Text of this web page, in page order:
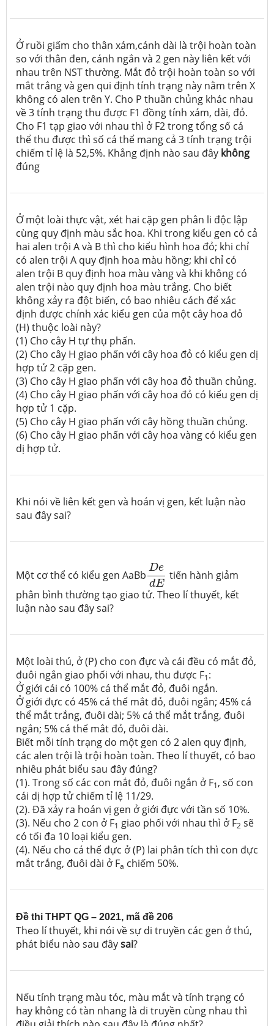
Ở ruồi giấm cho thân xám,cánh dài là trội hoàn toàn
so với thân đen, cánh ngắn và 2 gen này liên kết với
nhau trên NST thường. Mắt đỏ trội hoàn toàn so với
mắt trắng và gen qui định tính trạng này nằm trên X
không có alen trên Y. Cho P thuần chủng khác nhau
về 3 tính trạng thu được F1 đồng tính xám, dài, đỏ.
Cho F1 tạp giao với nhau thì ở F2 trong tổng số cá
thể thu được thì số cá thể mang cả 3 tính trạng trội
chiếm tỉ lệ là 52,5%. Khẳng định nào sau đây không
đúng
Ở một loài thực vật, xét hai cặp gen phân li độc lập
cùng quy định màu sắc hoa. Khi trong kiểu gen có cả
hai alen trội A và B thì cho kiểu hình hoa đỏ; khi chỉ
có alen trội A quy định hoa màu hồng; khi chỉ có
alen trội B quy định hoa màu vàng và khi không có
alen trội nào quy định hoa màu trắng. Cho biết
không xảy ra đột biến, có bao nhiêu cách để xác
định được chính xác kiểu gen của một cây hoa đỏ
(H) thuộc loài này?
(1) Cho cây H tự thụ phấn.
(2) Cho cây H giao phấn với cây hoa đỏ có kiểu gen dị
hợp tử 2 cặp gen.
(3) Cho cây H giao phấn với cây hoa đỏ thuần chủng.
(4) Cho cây H giao phấn với cây hoa đỏ có kiểu gen dị
hợp tử 1 cặp.
(5) Cho cây H giao phấn với cây hồng thuần chủng.
(6) Cho cây H giao phấn với cây hoa vàng có kiểu gen
dị hợp tử.
Khi nói về liên kết gen và hoán vị gen, kết luận nào
sau đây sai?
Một cơ thể có kiểu gen AaBb
De
dE
Ded
tiến hành giảm
phân bình thường tạo giao tử. Theo lí thuyết, kết
luận nào sau đây sai?
Một loài thú, ở (P) cho con đực và cái đều có mắt đỏ,
đuôi ngắn giao phối với nhau, thu được F1:
Ở giới cái có 100% cá thể mắt đỏ, đuôi ngắn.
Ở giới đực có 45% cá thể mắt đỏ, đuôi ngắn; 45% cá
thể mắt trắng, đuôi dài; 5% cá thể mắt trắng, đuôi
ngắn; 5% cá thể mắt đỏ, đuôi dài.
Biết mỗi tính trạng do một gen có 2 alen quy định,
các alen trội là trội hoàn toàn. Theo lí thuyết, có bao
nhiêu phát biểu sau đây đúng?
(1). Trong số các con mắt đỏ, đuôi ngắn ở F1, số con
cái dị hợp tử chiếm tỉ lệ 11/29.
(2). Đã xảy ra hoán vị gen ở giới đực với tần số 10%.
(3). Nếu cho 2 con ở F1 giao phối với nhau thì ở F2 sẽ
có tối đa 10 loại kiểu gen.
(4). Nếu cho cá thể đực ở (P) lai phân tích thì con đực
mắt trắng, đuôi dài ở Fa chiếm 50%.
Đề thi THPT QG – 2021, mã đề 206
Theo lí thuyết, khi nói về sự di truyền các gen ở thú,
phát biểu nào sau đâysai?
Nếu tính trạng màu tóc, màu mắt và tính trạng có
hay không có tàn nhang là di truyền cùng nhau thì